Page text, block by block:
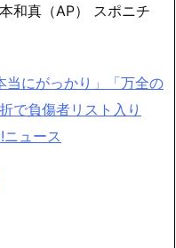
和真（AP） スポニチ
当にがっかり」「万全の
で負傷者リスト入り
ュース